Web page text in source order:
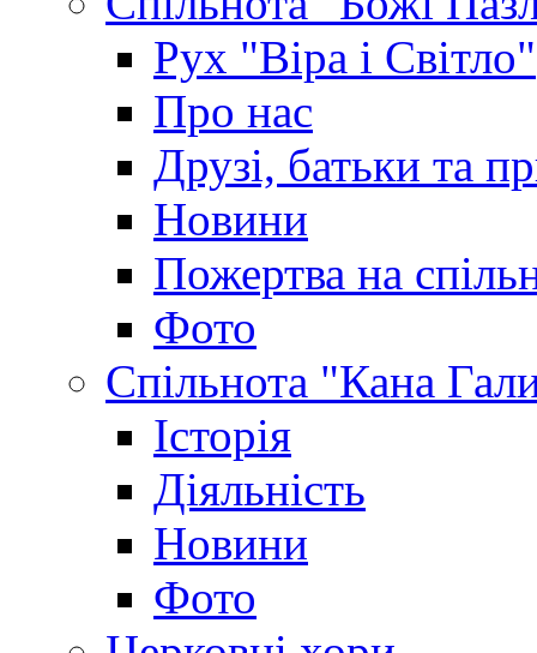
Рух "Віра і Світло"
Про нас
Друзі, батьки та
Новини
Пожертва на
Фото
Спільнота "Кана
Історія
Діяльність
Новини
Фото